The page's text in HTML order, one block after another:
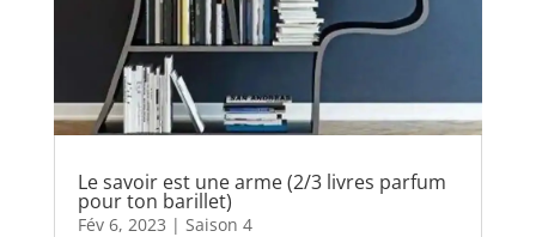
Le savoir est une arme (2/3 livres parfum
pour ton barillet)
Fév 6, 2023 | Saison 4